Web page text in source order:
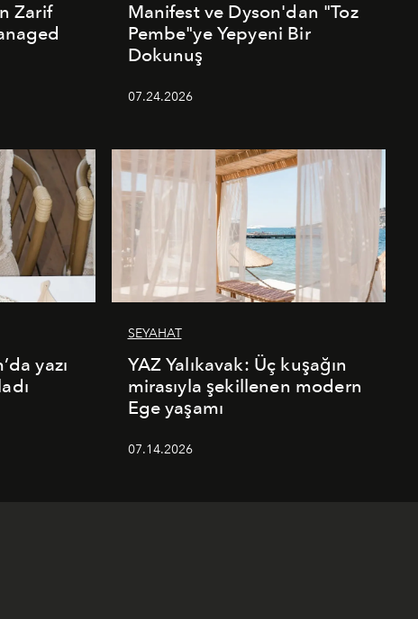
Zarif
Manifest ve Dyson'dan "Toz
Pembe"ye Yepyeni Bir
Dokunuş
07.24.2026
yazı
SEYAHAT
YAZ Yalıkavak: Üç kuşağın
mirasıyla şekillenen modern
Ege yaşamı
07.14.2026